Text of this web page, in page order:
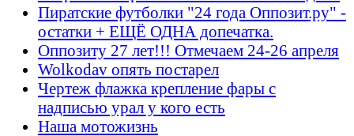
Пиратские футболки "24 года Оппозит.ру" -
остатки + ЕЩЁ ОДНА допечатка.
Оппозиту 27 лет!!! Отмечаем 24-26 апреля
Wolkodav опять постарел
Чертеж флажка крепление фары с
надписью урал у кого есть
Наша мотожизнь